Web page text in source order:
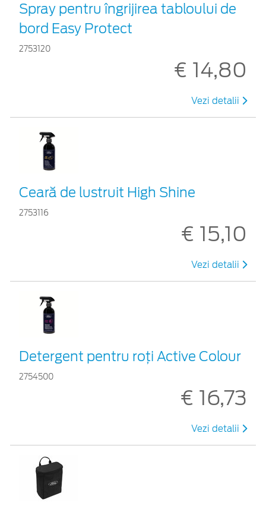
Spray pentru îngrijirea tabloului de
bord Easy Protect
2753120
€ 14,80
Vezi detalii
Ceară de lustruit High Shine
2753116
€ 15,10
Vezi detalii
Detergent pentru roți Active Colour
2754500
€ 16,73
Vezi detalii